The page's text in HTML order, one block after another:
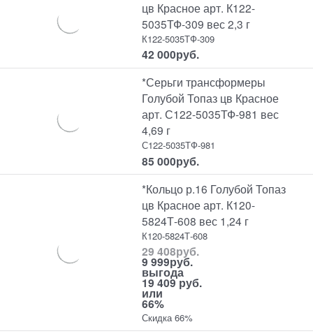
цв Красное арт. К122-
5035ТФ-309 вес 2,3 г
К122-5035ТФ-309
42 000руб.
*Серьги трансформеры
Голубой Топаз цв Красное
арт. С122-5035ТФ-981 вес
4,69 г
С122-5035ТФ-981
85 000руб.
*Кольцо р.16 Голубой Топаз
цв Красное арт. К120-
5824Т-608 вес 1,24 г
К120-5824Т-608
29 408руб.
9 999руб.
выгода
19 409 руб.
или
66%
Скидка 66%